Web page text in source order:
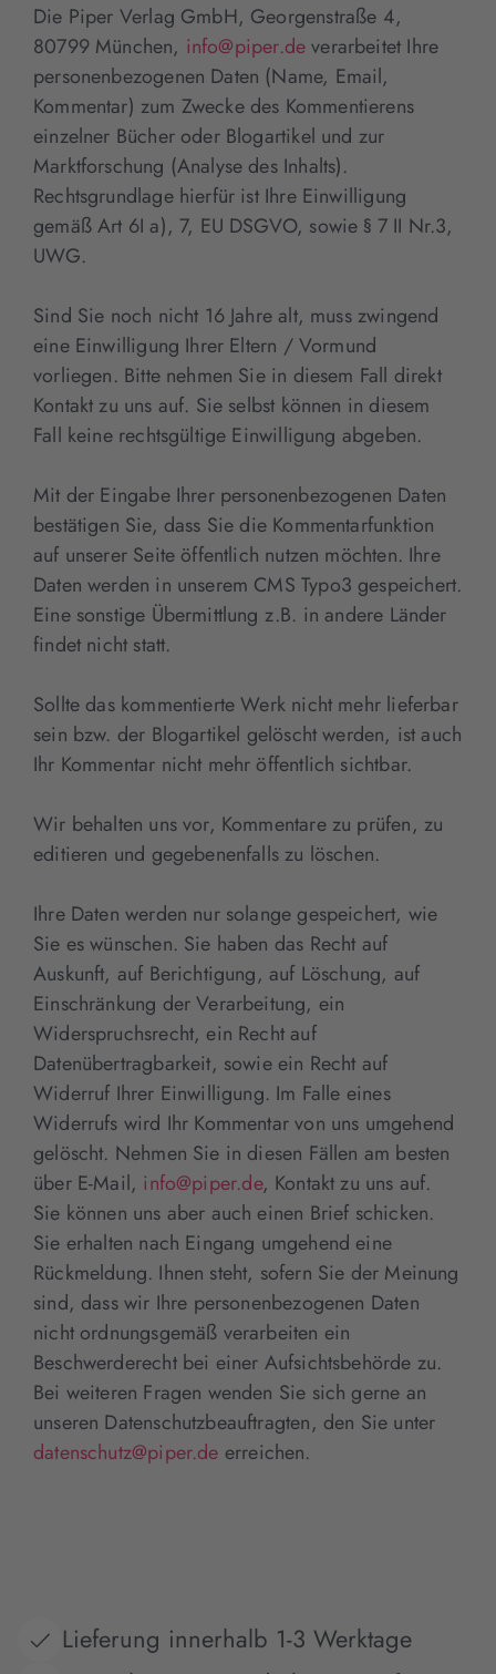
Die Piper Verlag GmbH, Georgenstraße 4,
80799 München, info@piper.deverarbeitet Ihre
personenbezogenen Daten (Name, Email,
Kommentar) zum Zwecke des Kommentierens
einzelner Bücher oder Blogartikel und zur
Marktforschung (Analyse des Inhalts).
Rechtsgrundlage hierfür ist Ihre Einwilligung
gemäß Art 6I a), 7, EU DSGVO, sowie § 7 II Nr.3,
UWG.
Sind Sie noch nicht 16 Jahre alt, muss zwingend
eine Einwilligung Ihrer Eltern / Vormund
vorliegen. Bitte nehmen Sie in diesem Fall direkt
Kontakt zu uns auf. Sie selbst können in diesem
Fall keine rechtsgültige Einwilligung abgeben.
Mit der Eingabe Ihrer personenbezogenen Daten
bestätigen Sie, dass Sie die Kommentarfunktion
auf unserer Seite öffentlich nutzen möchten. Ihre
Daten werden in unserem CMS Typo3 gespeichert.
Eine sonstige Übermittlung z.B. in andere Länder
findet nicht statt.
Sollte das kommentierte Werk nicht mehr lieferbar
sein bzw. der Blogartikel gelöscht werden, ist auch
Ihr Kommentar nicht mehr öffentlich sichtbar.
Wir behalten uns vor, Kommentare zu prüfen, zu
editieren und gegebenenfalls zu löschen.
Ihre Daten werden nur solange gespeichert, wie
Sie es wünschen. Sie haben das Recht auf
Auskunft, auf Berichtigung, auf Löschung, auf
Einschränkung der Verarbeitung, ein
Widerspruchsrecht, ein Recht auf
Datenübertragbarkeit, sowie ein Recht auf
Widerruf Ihrer Einwilligung. Im Falle eines
Widerrufs wird Ihr Kommentar von uns umgehend
gelöscht. Nehmen Sie in diesen Fällen am besten
über E-Mail, info@piper.de, Kontakt zu uns auf.
Sie können uns aber auch einen Brief schicken.
Sie erhalten nach Eingang umgehend eine
Rückmeldung. Ihnen steht, sofern Sie der Meinung
sind, dass wir Ihre personenbezogenen Daten
nicht ordnungsgemäß verarbeiten ein
Beschwerderecht bei einer Aufsichtsbehörde zu.
Bei weiteren Fragen wenden Sie sich gerne an
unseren Datenschutzbeauftragten, den Sie unter
datenschutz@piper.de erreichen.
Lieferung innerhalb 1-3 Werktage